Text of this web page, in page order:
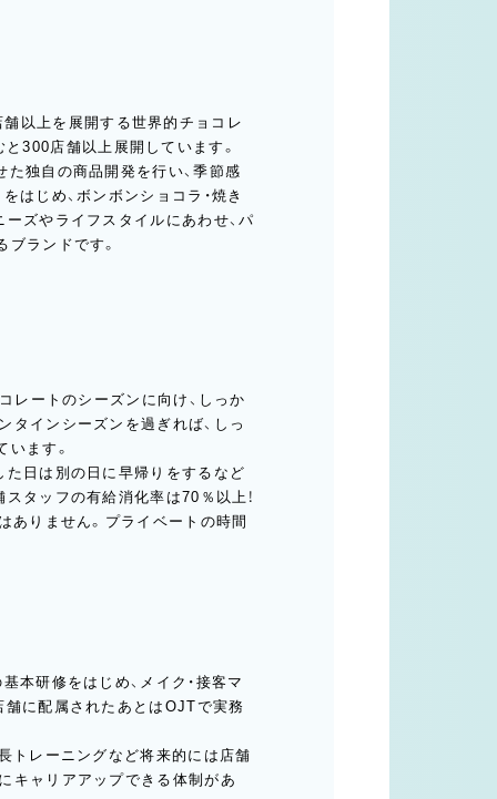
以上を展開する世界的チョコレ
300店舗以上展開しています。
独自の商品開発を行い、季節感
はじめ、ボンボンショコラ・焼き
ズやライフスタイルにあわせ、パ
ランドです。
レートのシーズンに向け、しっか
タインシーズンを過ぎれば、しっ
ます。
た日は別の日に早帰りをするなど
タッフの有給消化率は70％以上！
ありません。プライベートの時間
本研修をはじめ、メイク・接客マ
舗に配属されたあとはOJTで実務
トレーニングなど将来的には店舗
キャリアアップできる体制があ